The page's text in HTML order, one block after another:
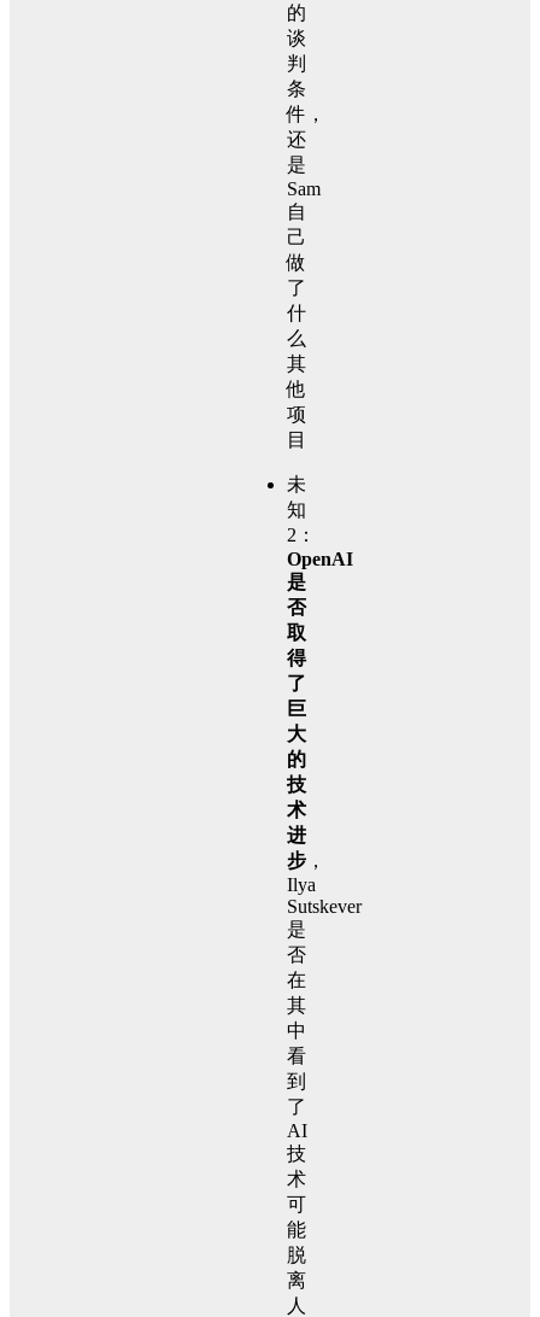
的
谈
判
条
件，
还
是
Sam
自
己
做
了
什
么
其
他
项
目
未
知
2：
OpenAI
是
否
取
得
了
巨
大
的
技
术
进
步 ，
Ilya
Sutskever
是
否
在
其
中
看
到
了
AI
技
术
可
能
脱
离
人